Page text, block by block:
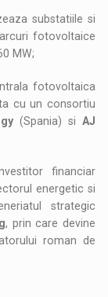
substatiile si
fotovoltaice
MW;
fotovoltaica
cu un consortiu
(Spania) si AJ
financiar
energetic si
strategic
, prin care devine
roman de